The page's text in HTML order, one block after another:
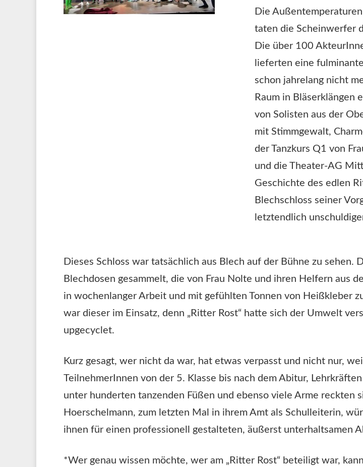
Die
taten die Scheinwerfer
Die über 100
lieferten eine
schon jahrelang nicht
Raum in Bläserklängen
von Solisten aus der
mit Stimmgewalt,
der Tanzkurs Q1 von
und die Theater-AG
Geschichte des edlen
Blechschloss seiner
letztendlich
Dieses Schloss war tatsächlich aus Blech auf der Bühne zu sehen.
Blechdosen gesammelt, die von Frau Nolte und ihren Helfern aus
in wochenlanger Arbeit und mit gefühlten Tonnen von Heißkleber
war dieser im Einsatz, denn „Ritter Rost“ hatte sich der Umwelt
upgecyclet.
Kurz gesagt, wer nicht da war, hat etwas verpasst und nicht nur,
TeilnehmerInnen von der 5. Klasse bis nach dem Abitur,
unter hunderten tanzenden Füßen und ebenso viele Arme reckten
Hoerschelmann, zum letzten Mal in ihrem Amt als Schulleiterin,
ihnen für einen professionell gestalteten, äußerst unterhaltsamen
*Wer genau wissen möchte, wer am „Ritter Rost“ beteiligt war,